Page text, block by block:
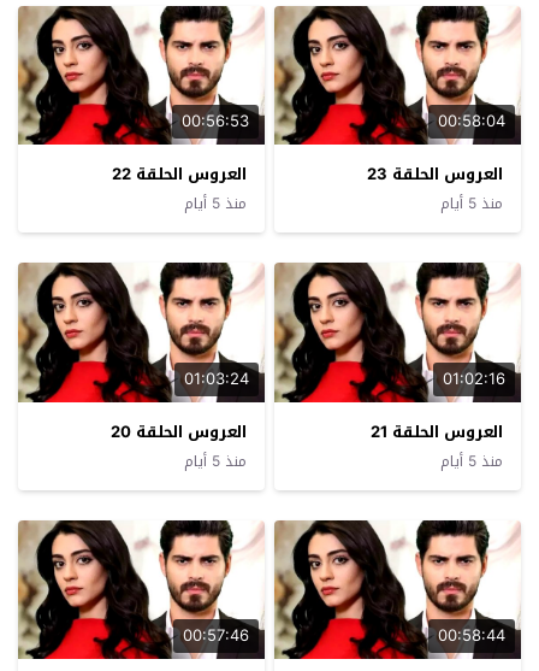
00:58:04
العروس الحلقة 23
منذ 5 أيام
00:56:53
العروس الحلقة 22
منذ 5 أيام
01:02:16
العروس الحلقة 21
منذ 5 أيام
01:03:24
العروس الحلقة 20
منذ 5 أيام
00:58:44
00:57:46